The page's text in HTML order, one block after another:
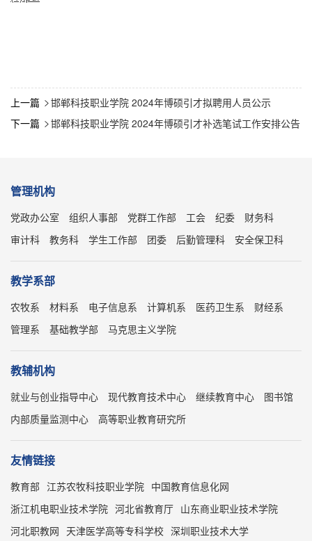
上一篇  邯郸科技职业学院 2024年博硕引才拟聘用人员公示
下一篇  邯郸科技职业学院 2024年博硕引才补选笔试工作安排公告
管理机构
党政办公室 组织人事部 党群工作部 工会 纪委
财务科
审计科
教务科 学生工作部 团委 后勤管理科 安全保卫科
教学系部
农牧系 材料系 电子信息系 计算机系 医药卫生系
财经系
管理系
基础教学部 马克思主义学院
教辅机构
就业与创业指导中心 现代教育技术中心 继续教育中心
图书馆
内部质量监测中心
高等职业教育研究所
友情链接
教育部 江苏农牧科技职业学院 中国教育信息化网
浙江机电职业技术学院 河北省教育厅 山东商业职业技术学院
河北职教网 天津医学高等专科学校 深圳职业技术大学